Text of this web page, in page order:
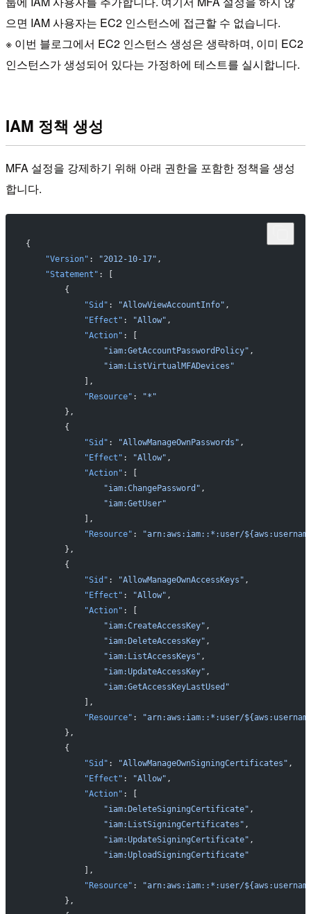
으면 IAM 사용자는 EC2 인스턴스에 접근할 수 없습니다.
※ 이번 블로그에서 EC2 인스턴스 생성은 생략하며, 이미 EC2
인스턴스가 생성되어 있다는 가정하에 테스트를 실시합니다.
IAM 정책 생성
MFA 설정을 강제하기 위해 아래 권한을 포함한 정책을 생성
합니다.
{
    "Version"
: "2012-10-17" ,
    "Statement"
: [
        {
            "Sid"
: "AllowViewAccountInfo" ,
            "Effect"
: "Allow" ,
            "Action"
: [
                "iam:GetAccountPasswordPolicy"
,
                "iam:ListVirtualMFADevices"
            ],
            "Resource"
:
"*"
        },
        {
            "Sid"
: "AllowManageOwnPasswords" ,
            "Effect"
: "Allow" ,
            "Action"
: [
                "iam:ChangePassword"
,
                "iam:GetUser"
            ],
            "Resource"
:
"arn:aws:iam::*:user/
        },
        {
            "Sid"
: "AllowManageOwnAccessKeys" ,
            "Effect"
: "Allow" ,
            "Action"
: [
                "iam:CreateAccessKey"
,
                "iam:DeleteAccessKey"
,
                "iam:ListAccessKeys"
,
                "iam:UpdateAccessKey"
,
                "iam:GetAccessKeyLastUsed"
            ],
            "Resource"
:
"arn:aws:iam::*:user/
        },
        {
            "Sid"
: "AllowManageOwnSigningCertificates" ,
            "Effect"
: "Allow" ,
            "Action"
: [
                "iam:DeleteSigningCertificate"
,
                "iam:ListSigningCertificates"
,
                "iam:UpdateSigningCertificate"
,
                "iam:UploadSigningCertificate"
            ],
            "Resource"
:
"arn:aws:iam::*:user/
        },